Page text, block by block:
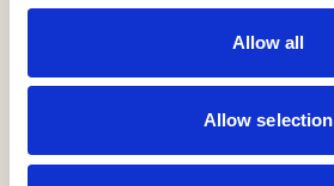
Allow all
Allow selection